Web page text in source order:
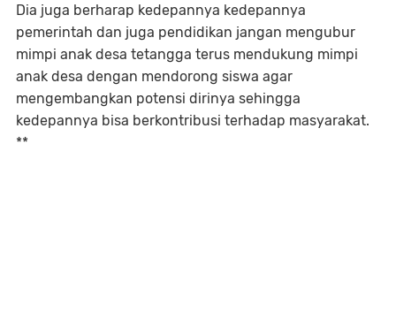
Dia juga berharap kedepannya kedepannya
pemerintah dan juga pendidikan jangan mengubur
mimpi anak desa tetangga terus mendukung mimpi
anak desa dengan mendorong siswa agar
mengembangkan potensi dirinya sehingga
kedepannya bisa berkontribusi terhadap masyarakat.
**